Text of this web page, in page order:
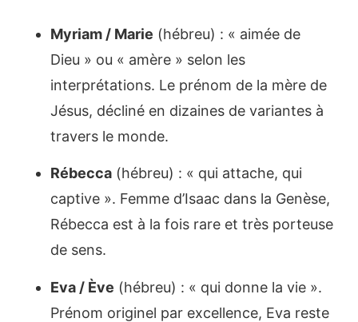
Myriam / Marie (hébreu) : « aimée de
Dieu » ou « amère » selon les
interprétations. Le prénom de la mère de
Jésus, décliné en dizaines de variantes à
travers le monde.
Rébecca (hébreu) : « qui attache, qui
captive ». Femme d’Isaac dans la Genèse,
Rébecca est à la fois rare et très porteuse
de sens.
Eva / Ève (hébreu) : « qui donne la vie ».
Prénom originel par excellence, Eva reste